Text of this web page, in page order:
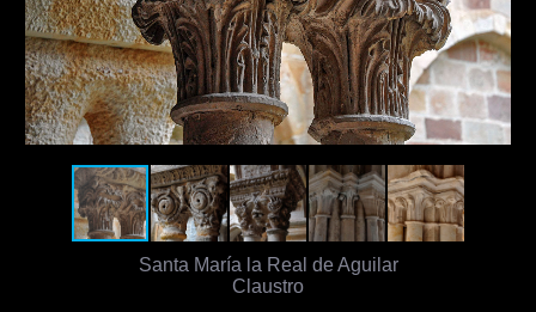
Santa María la Real de Aguilar
Claustro